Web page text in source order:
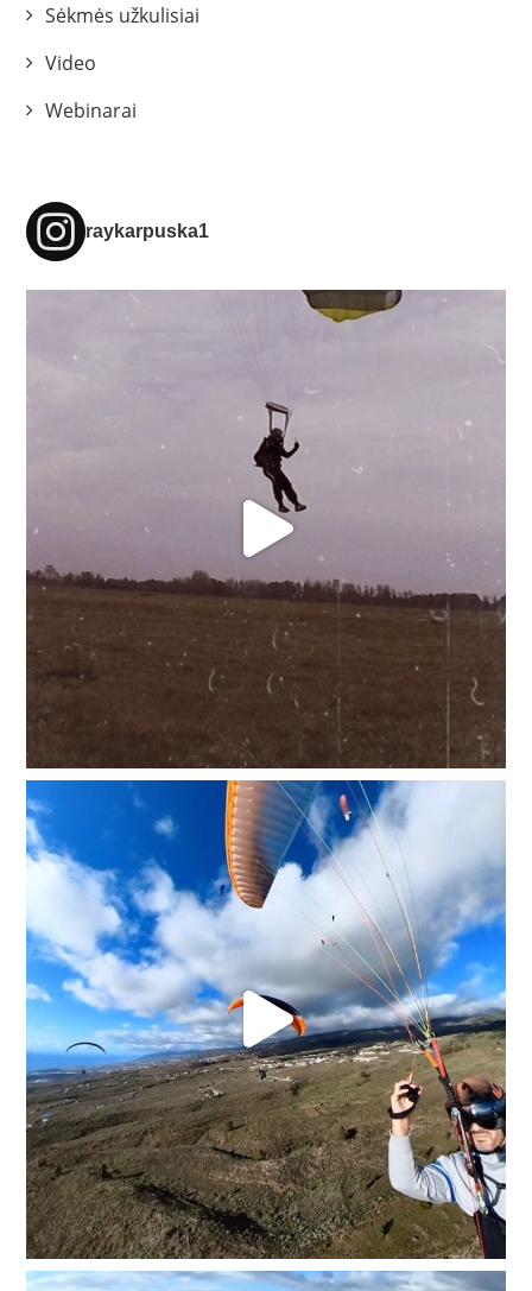
Sėkmės užkulisiai
Video
Webinarai
raykarpuska1